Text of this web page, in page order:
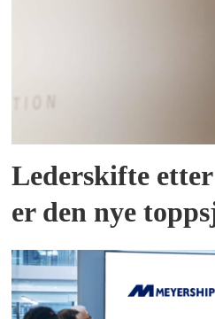
Lederskifte
er den nye